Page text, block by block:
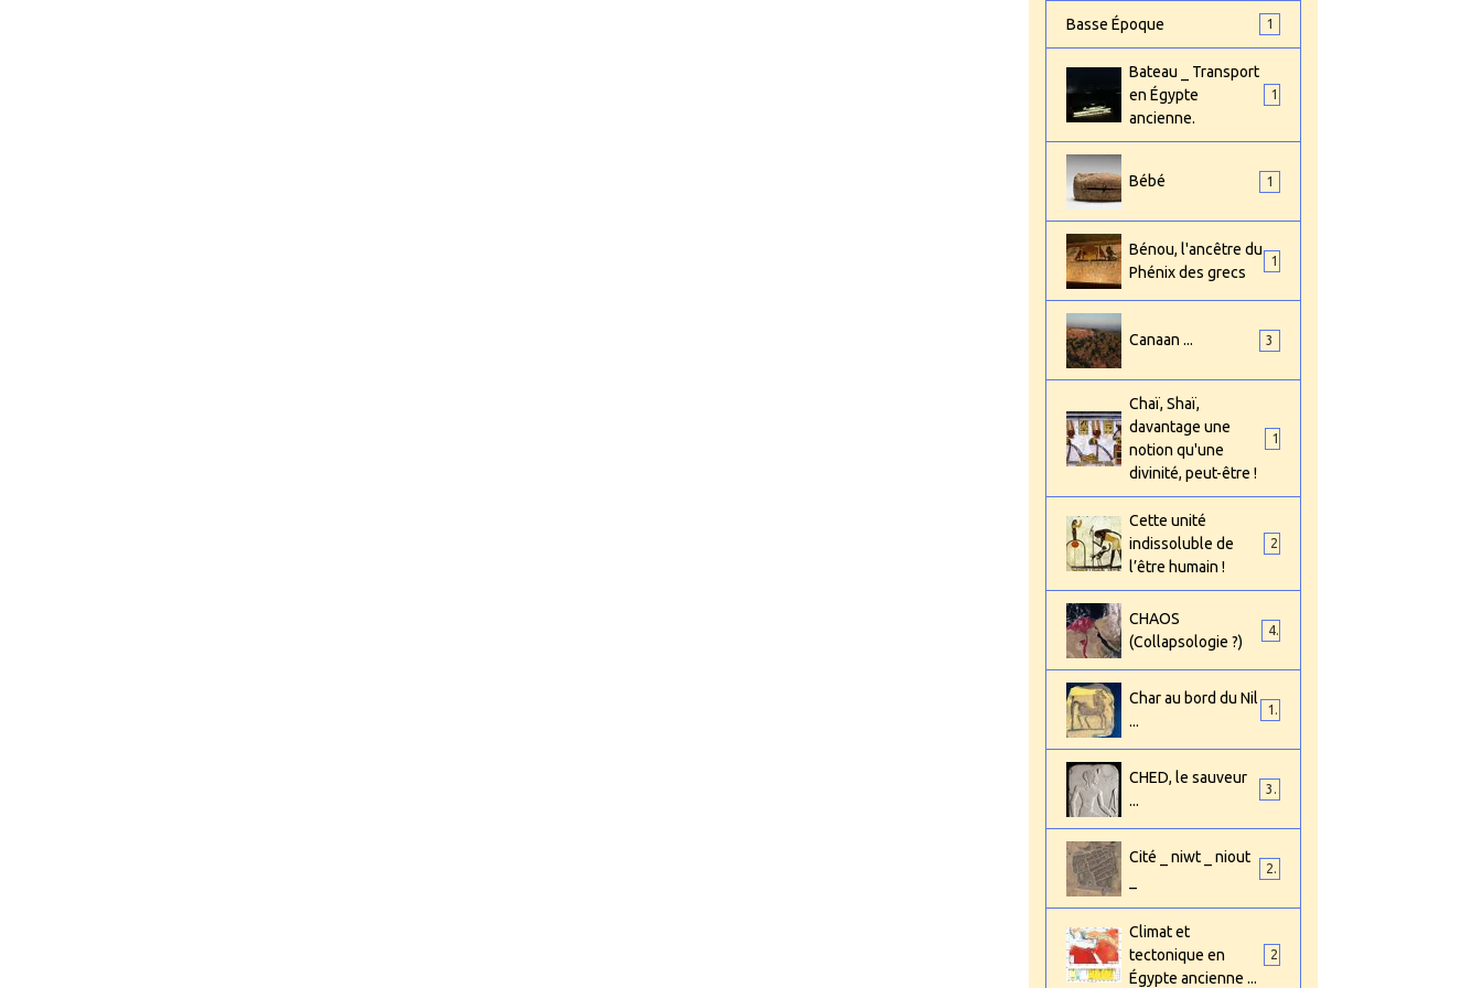
Basse Époque 1
Bateau _ Transport
en Égypte
ancienne.
Bébé 1
Bénou, l'ancêtre du
Phénix des grecs
Canaan ... 3
Chaï, Shaï,
davantage une
notion qu'une
divinité, peut-être !
Cette unité
indissoluble de
l’être humain !
CHAOS
(Collapsologie ?)
4
Char au bord du Nil
...
1
CHED, le sauveur
...
3
Cité _ niwt _ niout
2
Climat et
tectonique en
Égypte ancienne ...